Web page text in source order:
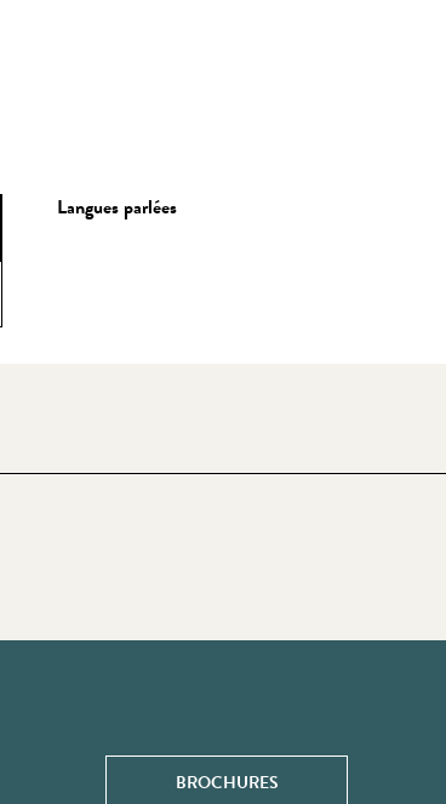
Langues parlées
Langues parlées
BROCHURES